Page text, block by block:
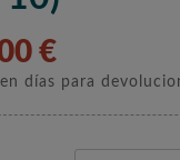
€
en días para